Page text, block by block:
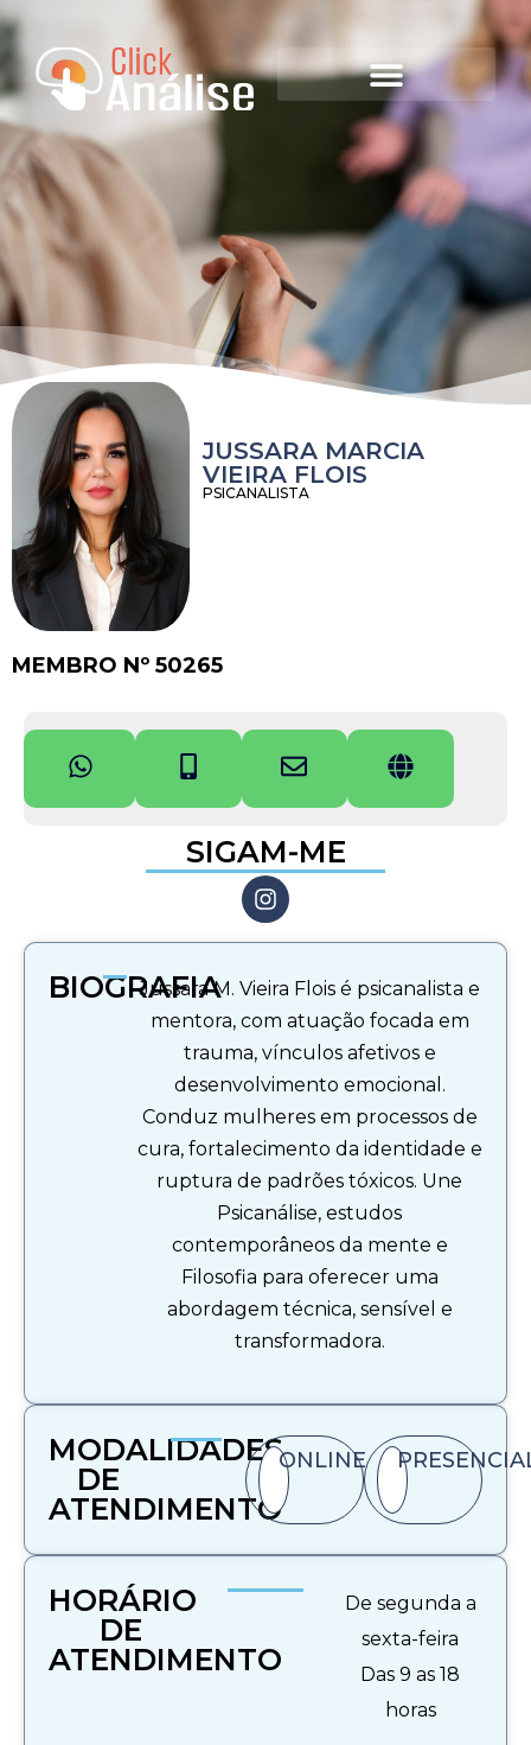
JUSSARA MARCIA
VIEIRA FLOIS
PSICANALISTA
MEMBRO Nº 50265
SIGAM-ME
BIOGRAFIAJussara M. Vieira Flois é psicanalista e
mentora, com atuação focada em
trauma, vínculos afetivos e
desenvolvimento emocional.
Conduz mulheres em processos de
cura, fortalecimento da identidade e
ruptura de padrões tóxicos. Une
Psicanálise, estudos
contemporâneos da mente e
Filosofia para oferecer uma
abordagem técnica, sensível e
transformadora.
MODALIDADES
DE
ATENDIMENTO​
ONLINE
HORÁRIO
DE
ATENDIMENTO
De segunda a
sexta-feira
Das 9 as 18
horas